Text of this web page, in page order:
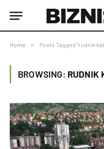
Home » Posts Tagged "rudnik
BROWSING: RUDNIK